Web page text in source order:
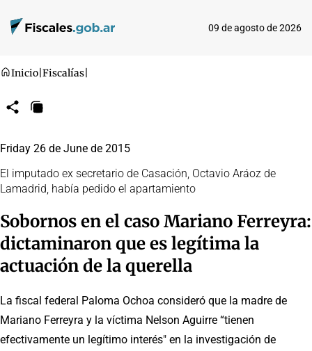
09 de agosto de 2026
Inicio Fiscalías
CompartirCopiar
Friday 26 de June de 2015
El imputado ex secretario de Casación, Octavio Aráoz de
Lamadrid, había pedido el apartamiento
Sobornos en el caso Mariano Ferreyra:
dictaminaron que es legítima la
actuación de la querella
La fiscal federal Paloma Ochoa consideró que la madre de
Mariano Ferreyra y la víctima Nelson Aguirre “tienen
efectivamente un legítimo interés" en la investigación de